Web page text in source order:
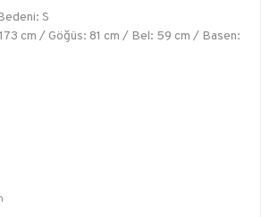
S
cm / Göğüs: 81 cm / Bel: 59 cm / Basen: